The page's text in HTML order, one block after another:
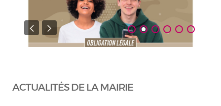
ACTUALITÉS DE LA MAIRIE